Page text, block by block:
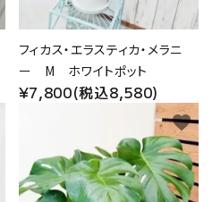
フィカス・エラスティカ・メラニ
ー M ホワイトポット
¥7,800(税込8,580)
favorite